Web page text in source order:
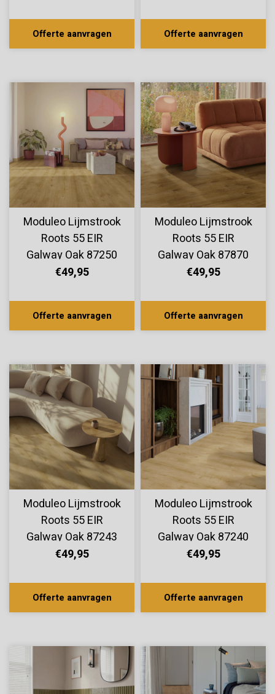
Offerte aanvragen Offerte aanvragen
Moduleo Lijmstrook
Roots 55 EIR
Galway Oak 87250
€49,95
Offerte aanvragen
Moduleo Lijmstrook
Roots 55 EIR
Galway Oak 87870
€49,95
Offerte aanvragen
Moduleo Lijmstrook
Roots 55 EIR
Galway Oak 87243
€49,95
Offerte aanvragen
Moduleo Lijmstrook
Roots 55 EIR
Galway Oak 87240
€49,95
Offerte aanvragen